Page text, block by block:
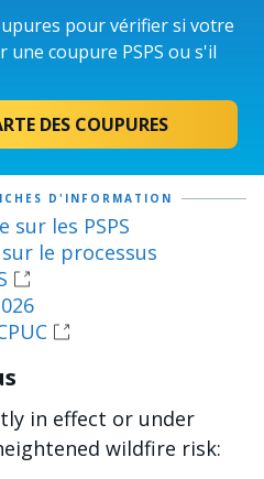
pour vérifier si votre
coupure PSPS ou s'il
DES COUPURES
D'INFORMATION
sur les PSPS
le processus
in effect or under
wildfire risk: